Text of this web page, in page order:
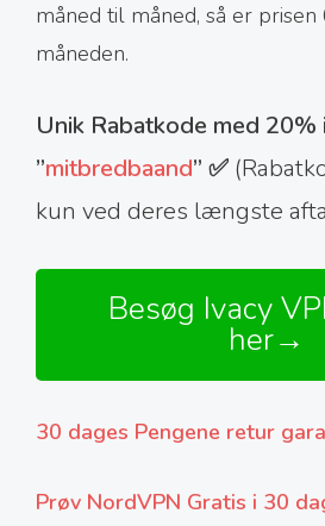
måned til måned, så er
måneden.
Unik Rabatkode med 20%
”mitbredbaand” ✅
kun ved deres længste
Besøg Ivacy
her→
30 dages Pengene retur
Prøv NordVPN Gratis i 30